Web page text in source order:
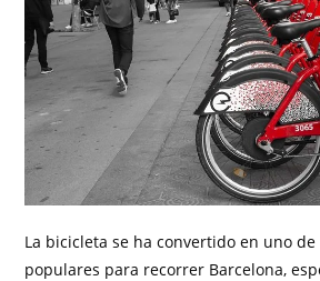
La bicicleta se ha convertido en uno
populares para recorrer Barcelona,